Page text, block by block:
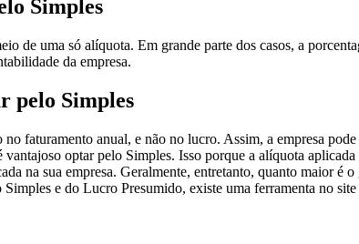
Simples
de uma só alíquota. Em grande parte dos casos, a
da empresa.
pelo Simples
faturamento anual, e não no lucro. Assim, a empresa
vantajoso optar pelo Simples. Isso porque a alíquota
na sua empresa. Geralmente, entretanto, quanto maior
e do Lucro Presumido, existe uma ferramenta no